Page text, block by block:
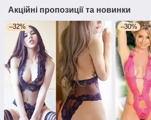
Акційні пропозиції та новинки
–32% –30%